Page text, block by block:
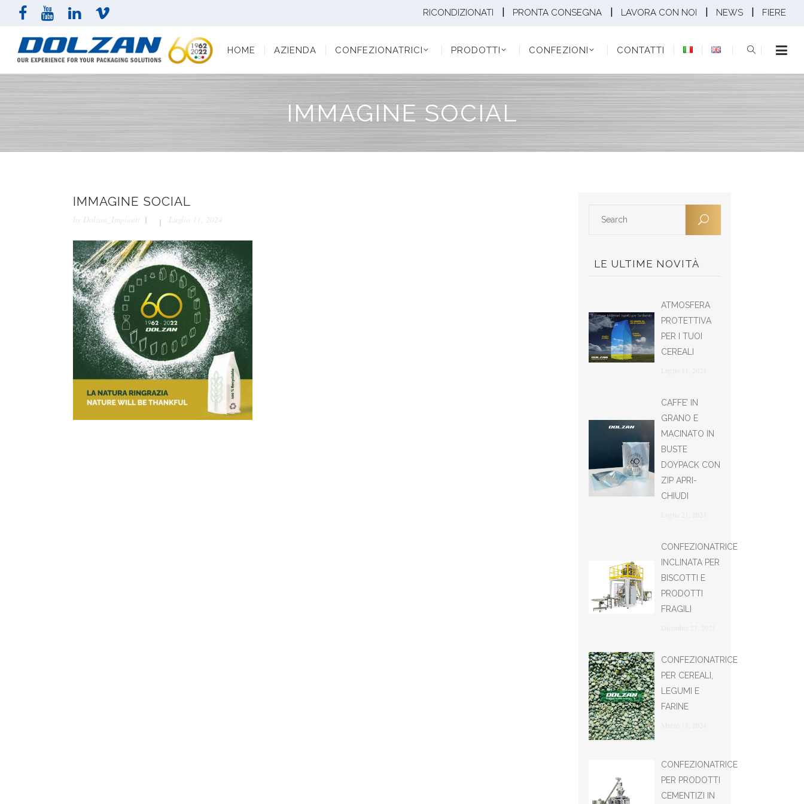
RICONDIZIONATI PRONTA CONSEGNA LAVORA CON NOI NEWS FIERE
HOME AZIENDA CONFEZIONATRICI PRODOTTI CONFEZIONI CONTATTI
PRODOTTI CONFEZIONI CONTATTI
IMMAGINE SOCIAL
IMMAGINE SOCIAL
by Dolzan_Impianti Luglio 11, 2024
LE ULTIME NOVITÀ
ATMOSFERA
PROTETTIVA
PER I TUOI
CEREALI
CAFFE’ IN
GRANO E
MACINATO IN
BUSTE
DOYPACK CON
ZIP APRI-
CHIUDI
CONFEZIONATRICE
INCLINATA PER
BISCOTTI E
PRODOTTI
FRAGILI
CONFEZIONATRICE
PER CEREALI,
LEGUMI E
FARINE
CONFEZIONATRICE
PER PRODOTTI
CEMENTIZI IN